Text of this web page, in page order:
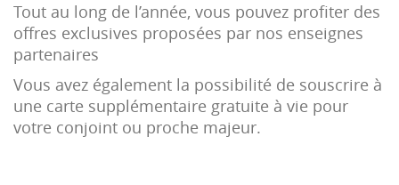
Tout au long de l’année, vous pouvez profiter des
offres exclusives proposées par nos enseignes
partenaires
Vous avez également la possibilité de souscrire à
une carte supplémentaire gratuite à vie pour
votre conjoint ou proche majeur.